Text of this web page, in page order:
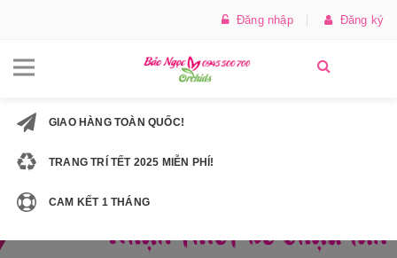
Đăng nhập Đăng ký
GIAO HÀNG TOÀN QUỐC!
TRANG TRÍ TẾT 2025 MIỄN PHÍ!
CAM KẾT 1 THÁNG